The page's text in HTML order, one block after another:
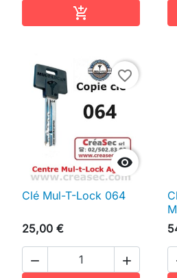


favorite_border
Clé Mul-T-Lock 064
25,00 €
 